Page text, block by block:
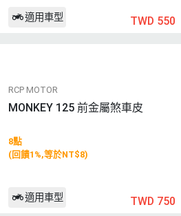
適用車型 TWD 550
RCP MOTOR
MONKEY 125 前金屬煞車皮
8點
(回饋1%,等於NT$8)
適用車型 TWD 750